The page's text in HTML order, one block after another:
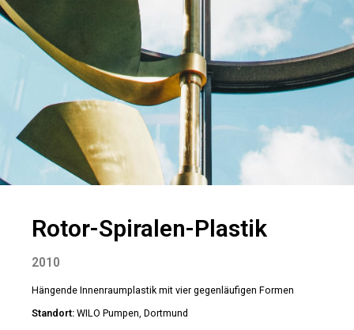
Rotor-Spiralen-Plastik
2010
Hängende Innenraumplastik mit vier gegenläufigen Formen
Standort: WILO Pumpen, Dortmund